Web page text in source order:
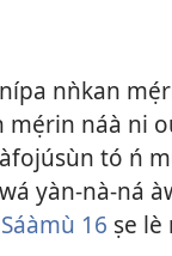
nǹkan
náà ni
tó ń
yàn-nà-ná
Sáàmù 16 ṣe lè